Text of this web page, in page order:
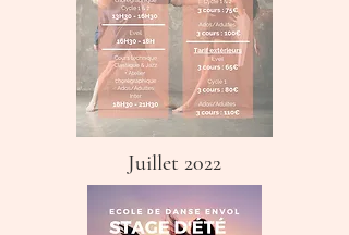
Juillet 2022